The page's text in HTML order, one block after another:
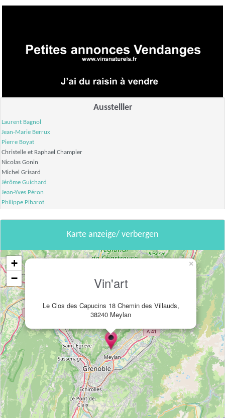
Ausstelller
Laurent Bagnol
Jean-Marie Berrux
Pierre Boyat
Christelle et Raphael Champier
Nicolas Gonin
Michel Grisard
Jérôme Guichard
Jean-Yves Péron
Philippe Pibarot
Karte anzeige/ verbergen
Vin'art
Le Clos des Capucins 18 Chemin des Villauds,
38240 Meylan
×
+
−